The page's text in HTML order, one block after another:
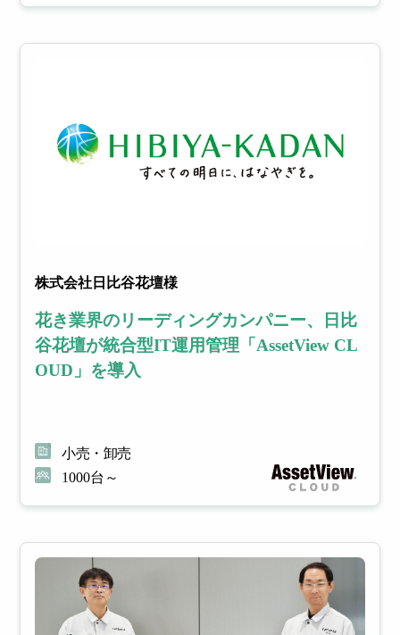
株式会社日比谷花壇様
花き業界のリーディングカンパニー、日比
谷花壇が統合型IT運用管理「AssetView CL
OUD」を導入
小売・卸売
1000台～